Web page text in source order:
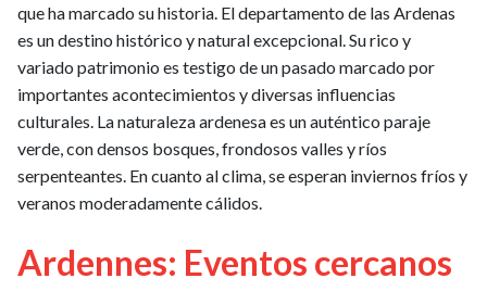
que ha marcado su historia. El departamento de las Ardenas
es un destino histórico y natural excepcional. Su rico y
variado patrimonio es testigo de un pasado marcado por
importantes acontecimientos y diversas influencias
culturales. La naturaleza ardenesa es un auténtico paraje
verde, con densos bosques, frondosos valles y ríos
serpenteantes. En cuanto al clima, se esperan inviernos fríos y
veranos moderadamente cálidos.
Ardennes: Eventos cercanos